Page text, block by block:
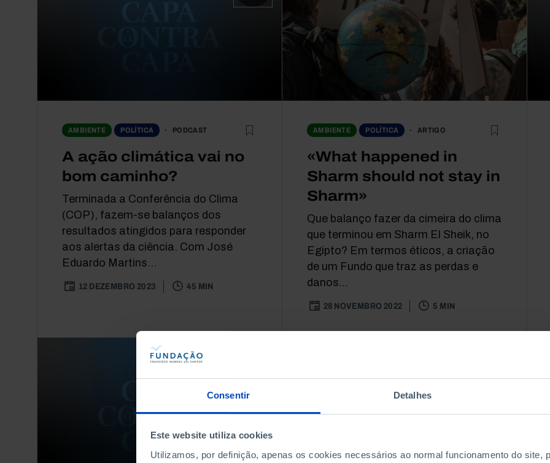
Consentir Detalhes
Este website utiliza cookies
Utilizamos, por definição, apenas os cookies necessários ao normal funcionamento do site,
AMBIENTE POLÍTICA PODCAST
A ação climática vai no
bom caminho?
Terminada a Conferência do Clima
(COP), fazem-se balanços dos
resultados atingidos para responder
aos alertas da ciência. Com José
Eduardo Martins...
12 DEZEMBRO 2023 45 MIN
AMBIENTE POLÍTICA ARTIGO
«What happened in
Sharm should not stay in
Sharm»
Que balanço fazer da cimeira do clima
que terminou em Sharm El Sheik, no
Egipto? Em termos éticos, a criação
de um Fundo que traz as perdas e
danos...
28 NOVEMBRO 2022 5 MIN